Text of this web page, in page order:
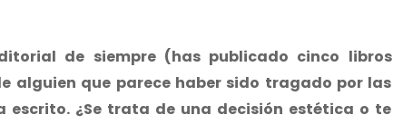
de siempre (has publicado cinco libros
alguien que parece haber sido tragado por las
escrito. ¿Se trata de una decisión estética o te